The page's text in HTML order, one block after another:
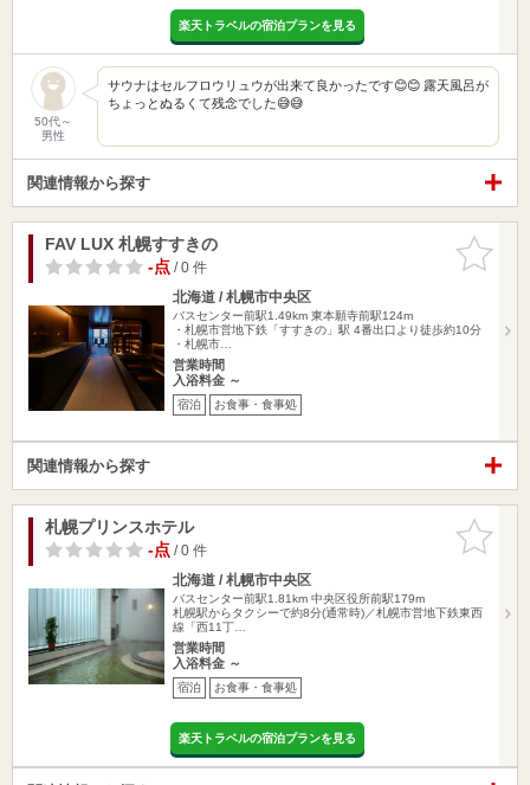
楽天トラベルの宿泊プランを見る
50代～
男性
サウナはセルフロウリュウが出来て良かったです😊😊 露天風呂が
ちょっとぬるくて残念でした😅😅
関連情報から探す
お気に入
りに追加
FAV LUX 札幌すすきの
-点/ 0 件
北海道 / 札幌市中央区
バスセンター前駅1.49km 東本願寺前駅124m
・札幌市営地下鉄「すすきの」駅 4番出口より徒歩約10分
・札幌市…
営業時間
入浴料金 ～
宿泊 お食事・食事処
関連情報から探す
お気に入
りに追加
札幌プリンスホテル
-点/ 0 件
北海道 / 札幌市中央区
バスセンター前駅1.81km 中央区役所前駅179m
札幌駅からタクシーで約8分(通常時)／札幌市営地下鉄東西
線「西11丁…
営業時間
入浴料金 ～
宿泊 お食事・食事処
楽天トラベルの宿泊プランを見る